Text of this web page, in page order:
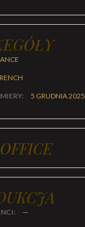
5 GRUDNIA 2025
—